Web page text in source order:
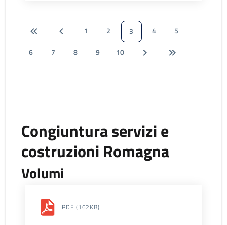
1 2 3 4
5
6
7 8 9 10
Congiuntura servizi e
costruzioni Romagna
Volumi
PDF (162KB)